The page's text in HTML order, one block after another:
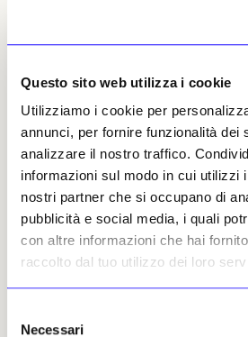
Questo sito web utilizza i cookie
Utilizziamo i cookie per
annunci, per fornire funzionalità dei
analizzare il nostro traffico.
informazioni sul modo in cui utilizzi
nostri partner che si occupano di
pubblicità e social media, i quali
con altre informazioni che hai
raccolto dal tuo utilizzo dei loro
delNecessari
Property Act» interessa le
ritirare queste restrizioni se
custodi degli oggetti
temporaneamente in
sicurezza. «
Spero che
possa aiutare questo progetto di
James Cuno.
Emily Sharpe, 11 dicembre
riservata